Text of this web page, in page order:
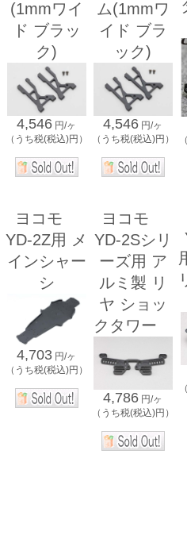
(1mmワイ
ド ブラッ
ク)
4,546 円/ヶ
（うち税(税込)円）
ム(1mmワ
イド ブラ
ック)
4,546 円/ヶ
（うち税(税込)円）
ヨコモ
YD-2Z用 メ
インシャー
シ
4,703 円/ヶ
（うち税(税込)円）
ヨコモ
YD-2Sシリ
ーズ用 ア
ルミ製 リ
ヤ ショッ
クタワー
4,786 円/ヶ
（うち税(税込)円）